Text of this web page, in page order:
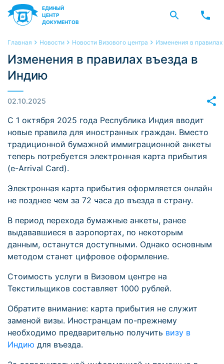
ЕДИНЫЙ
ЦЕНТР
ДОКУМЕНТОВ
Главная Новости Новости Визового центра Изменения в
Изменения в правилах въезда в
Индию
02.10.2025
С 1 октября 2025 года Республика Индия вводит
новые правила для иностранных граждан. Вместо
традиционной бумажной иммиграционной анкеты
теперь потребуется электронная карта прибытия
(e-Arrival Card).
Электронная карта прибытия оформляется онлайн
не позднее чем за 72 часа до въезда в страну.
В период перехода бумажные анкеты, ранее
выдававшиеся в аэропортах, по некоторым
данным, останутся доступными. Однако основным
методом станет цифровое оформление.
Стоимость услуги в Визовом центре на
Текстильщиков составляет 1000 рублей.
Обратите внимание: карта прибытия не служит
заменой визы. Иностранцам по-прежнему
необходимо предварительно получить визу в
Индию для въезда.